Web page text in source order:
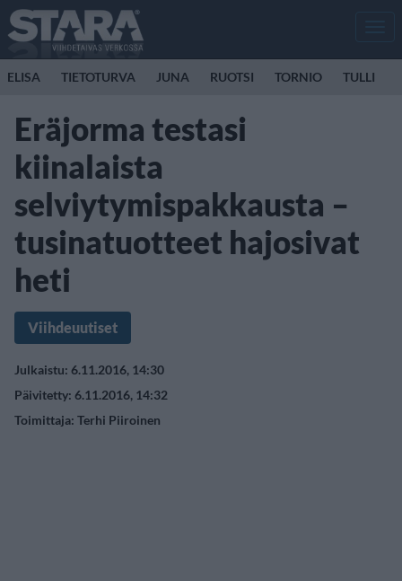
ELISA TIETOTURVA JUNA RUOTSI TORNIO TULLI
Eräjorma testasi
kiinalaista
selviytymispakkausta –
tusinatuotteet hajosivat
heti
Viihdeuutiset
Julkaistu: 6.11.2016, 14:30
Päivitetty: 6.11.2016, 14:32
Toimittaja: Terhi Piiroinen